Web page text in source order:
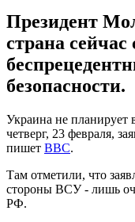
Президент
страна сейчас
безопасности.
Украина не планирует
четверг, 23 февраля,
пишет BBC.
Там отметили, что
стороны ВСУ - лишь
РФ.